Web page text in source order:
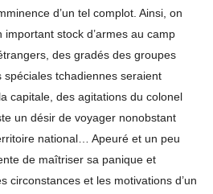
d’un tel complot. Ainsi, on
important stock d’armes au camp
des gradés des groupes
tchadiennes seraient
capitale, des agitations du colonel
un désir de voyager nonobstant
national… Apeuré et un peu
de maîtriser sa panique et
circonstances et les motivations d’un